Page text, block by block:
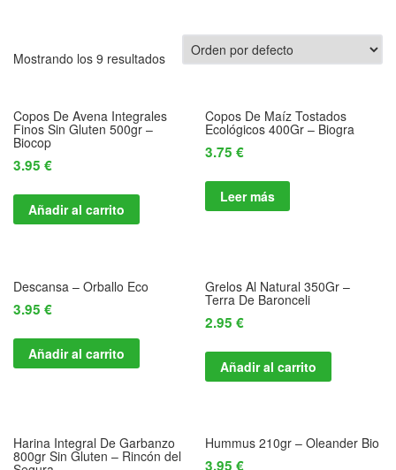
Mostrando los 9 resultados
Copos De Avena Integrales
Finos Sin Gluten 500gr –
Biocop
3.95 €
Añadir al carrito
Copos De Maíz Tostados
Ecológicos 400Gr – Biogra
3.75€
Leer más
Descansa – Orballo Eco
3.95 €
Añadir al carrito
Grelos Al Natural 350Gr –
Terra De Baronceli
2.95€
Añadir al carrito
Harina Integral De Garbanzo
800gr Sin Gluten – Rincón del
Hummus 210gr – Oleander Bio
3.95€